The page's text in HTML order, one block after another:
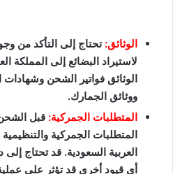
الوثائق:تحتاج إلى التأكد من
لاستيراد البضائع إلى المملكة
الوثائق فواتير الشحن وشهادات
ووثائق الجمارك.
المتطلبات الجمركية: قبل
المتطلبات الجمركية
العربية السعودية. قد تحتاج
أي قيود أخرى قد تؤثر على